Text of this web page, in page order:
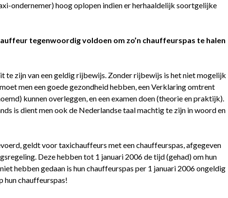
ondernemer) hoog oplopen indien er herhaaldelijk soortgelijke
tegenwoordig voldoen om zo’n chauffeurspas te halen
te zijn van een geldig rijbewijs. Zonder rijbewijs is het niet mogelijk
men een goede gezondheid hebben, een Verklaring omtrent
kunnen overleggen, en een examen doen (theorie en praktijk).
is dient men ook de Nederlandse taal machtig te zijn in woord en
geldt voor taxichauffeurs met een chauffeurspas, afgegeven
Deze hebben tot 1 januari 2006 de tijd (gehad) om hun
hebben gedaan is hun chauffeurspas per 1 januari 2006 ongeldig
hun chauffeurspas!